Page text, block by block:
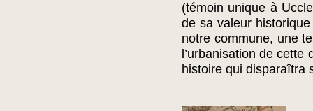
(témoin unique à
de sa valeur
notre commune, une
l’urbanisation de
histoire qui disparaîtra